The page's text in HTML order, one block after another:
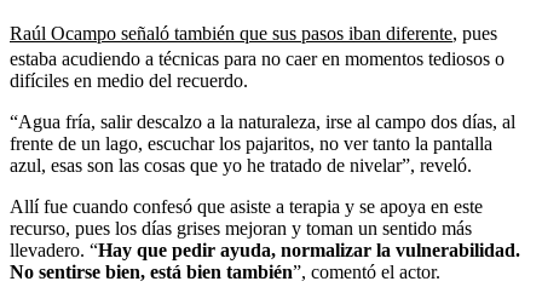
Raúl Ocampo señaló también que sus pasos iban diferente, pues
estaba acudiendo a técnicas para no caer en momentos tediosos o
difíciles en medio del recuerdo.
“Agua fría, salir descalzo a la naturaleza, irse al campo dos días, al
frente de un lago, escuchar los pajaritos, no ver tanto la pantalla
azul, esas son las cosas que yo he tratado de nivelar”, reveló.
Allí fue cuando confesó que asiste a terapia y se apoya en este
recurso, pues los días grises mejoran y toman un sentido más
llevadero. “Hay que pedir ayuda, normalizar la vulnerabilidad.
No sentirse bien, está bien también”, comentó el actor.